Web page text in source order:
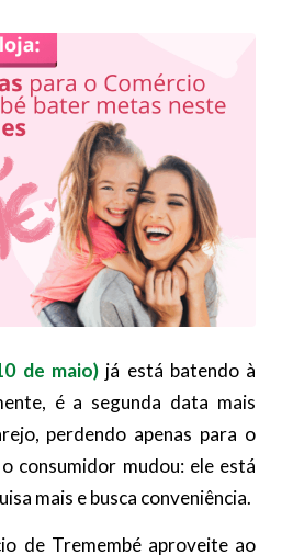
de maio)já está batendo à
é a segunda data mais
perdendo apenas para o
consumidor mudou: ele está
mais e busca conveniência.
de Tremembé aproveite ao